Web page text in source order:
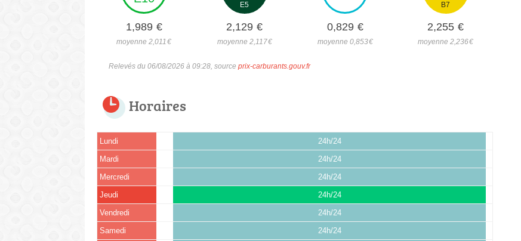
1,989 €
moyenne 2,011 €
E5
2,129 €
moyenne 2,117€
0,829 €
moyenne 0,853€
B7
2,255 €
moyenne 2,236€
Relevés du 06/08/2026 à 09:28, source prix-carburants.gouv.fr
Horaires
Lundi 24h/24
Mardi 24h/24
Mercredi 24h/24
Jeudi 24h/24
Vendredi 24h/24
Samedi 24h/24